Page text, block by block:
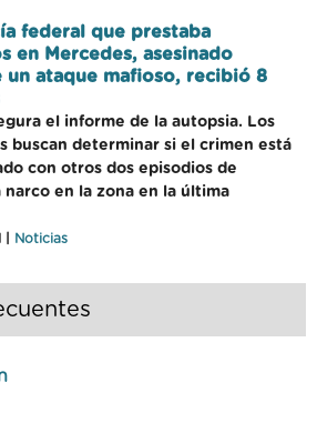
federal que prestaba
en Mercedes, asesinado
un ataque mafioso, recibió 8
el informe de la autopsia. Los
buscan determinar si el crimen está
con otros dos episodios de
narco en la zona en la última
| Noticias